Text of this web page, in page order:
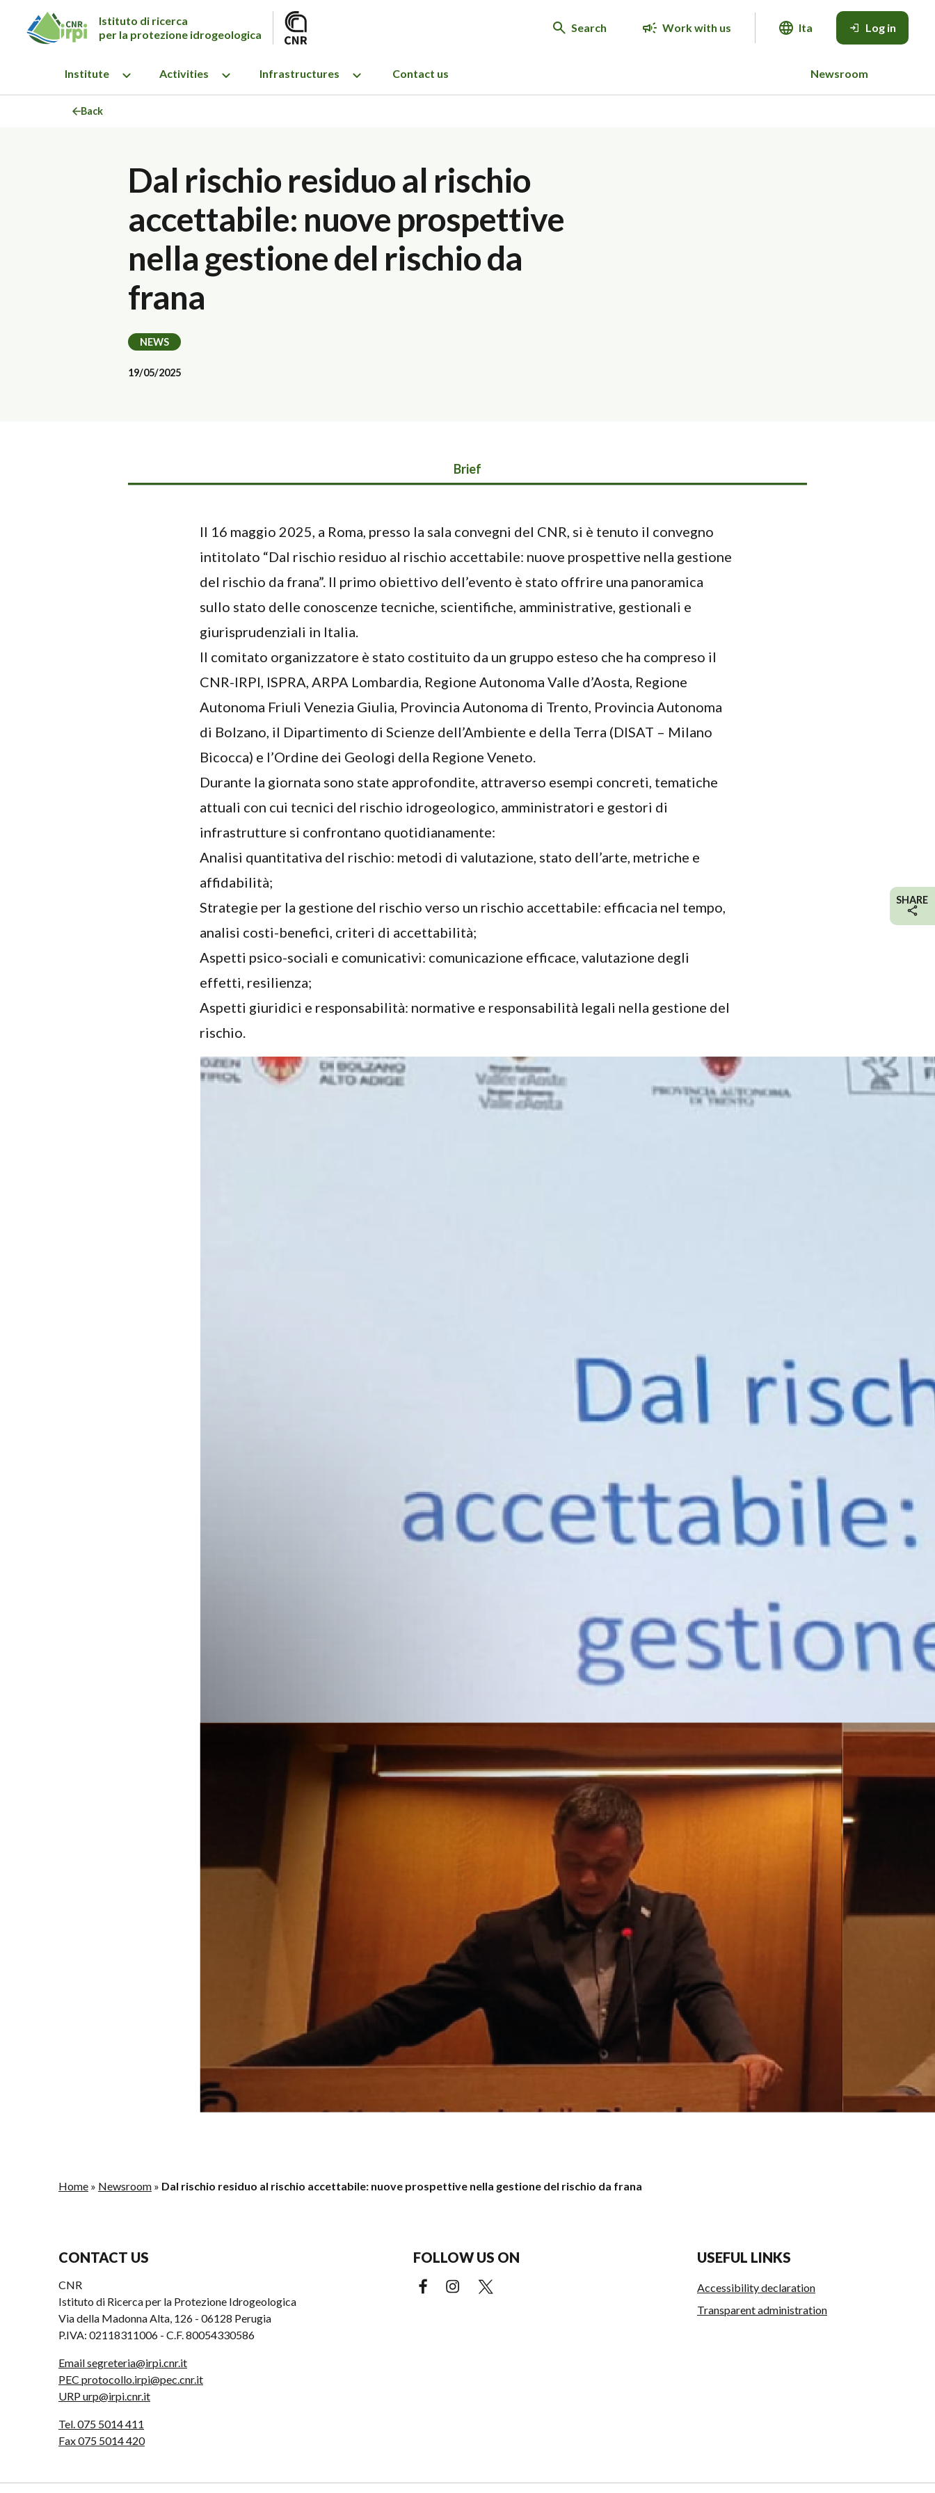
Istituto di ricerca
per la protezione idrogeologica
Search Work with us Ita Log in
Institute Activities Infrastructures Contact us Newsroom
SHARE
Back
Dal rischio residuo al rischio
accettabile: nuove prospettive
nella gestione del rischio da
frana
NEWS
19/05/2025
Brief
Il 16 maggio 2025, a Roma, presso la sala convegni del CNR, si è tenuto il convegno
intitolato “Dal rischio residuo al rischio accettabile: nuove prospettive nella gestione
del rischio da frana”. Il primo obiettivo dell’evento è stato offrire una panoramica
sullo stato delle conoscenze tecniche, scientifiche, amministrative, gestionali e
giurisprudenziali in Italia.
Il comitato organizzatore è stato costituito da un gruppo esteso che ha compreso il
CNR-IRPI, ISPRA, ARPA Lombardia, Regione Autonoma Valle d’Aosta, Regione
Autonoma Friuli Venezia Giulia, Provincia Autonoma di Trento, Provincia Autonoma
di Bolzano, il Dipartimento di Scienze dell’Ambiente e della Terra (DISAT – Milano
Bicocca) e l’Ordine dei Geologi della Regione Veneto.
Durante la giornata sono state approfondite, attraverso esempi concreti, tematiche
attuali con cui tecnici del rischio idrogeologico, amministratori e gestori di
infrastrutture si confrontano quotidianamente:
Analisi quantitativa del rischio: metodi di valutazione, stato dell’arte, metriche e
affidabilità;
Strategie per la gestione del rischio verso un rischio accettabile: efficacia nel tempo,
analisi costi-benefici, criteri di accettabilità;
Aspetti psico-sociali e comunicativi: comunicazione efficace, valutazione degli
effetti, resilienza;
Aspetti giuridici e responsabilità: normative e responsabilità legali nella gestione del
rischio.
Home » Newsroom » Dal rischio residuo al rischio accettabile: nuove prospettive nella gestione del rischio da frana
CONTACT US
CNR
Istituto di Ricerca per la Protezione Idrogeologica
Via della Madonna Alta, 126 - 06128 Perugia
P.IVA: 02118311006 - C.F. 80054330586
Email segreteria@irpi.cnr.it
PEC protocollo.irpi@pec.cnr.it
URP urp@irpi.cnr.it
Tel. 075 5014 411
Fax 075 5014 420
FOLLOW US ON
Facebook (external link)
Instagram (external link)
USEFUL LINKS
Accessibility declaration
Transparent administration